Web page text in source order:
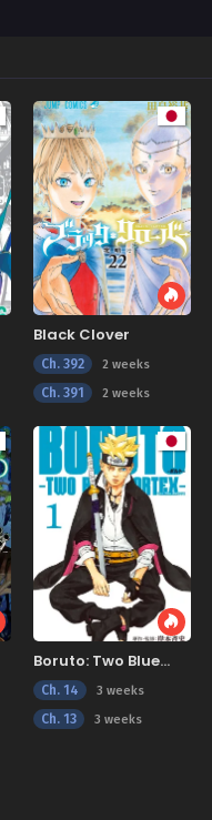
Black Clover
Ch. 392 2 weeks
Ch. 391 2 weeks
Boruto: Two Blue
Vortex
Ch. 14 3 weeks
Ch. 13 3 weeks